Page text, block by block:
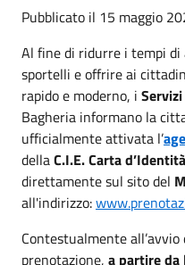
Pubblicato il 15 maggio
Al fine di ridurre i tempi di
sportelli e offrire ai
rapido e moderno, i
Bagheria informano la
ufficialmente attivata l’
dellaC.I.E. Carta
direttamente sul sito del
all'indirizzo:
Contestualmente
prenotazione, a partire da